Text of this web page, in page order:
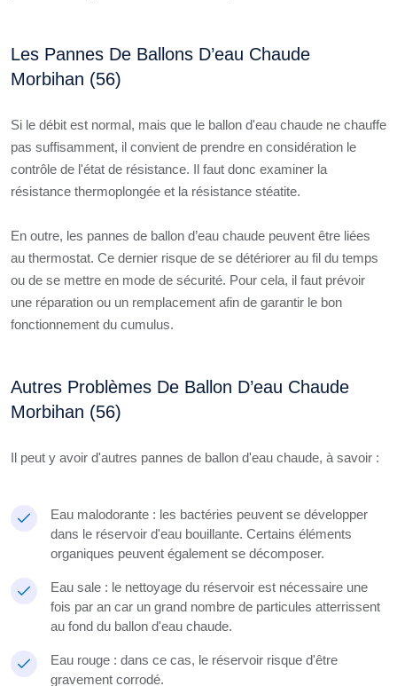
Les Pannes De Ballons D’eau Chaude
Morbihan (56)
Si le débit est normal, mais que le ballon d'eau chaude ne chauffe
pas suffisamment, il convient de prendre en considération le
contrôle de l'état de résistance. Il faut donc examiner la
résistance thermoplongée et la résistance stéatite.
En outre, les pannes de ballon d’eau chaude peuvent être liées
au thermostat. Ce dernier risque de se détériorer au fil du temps
ou de se mettre en mode de sécurité. Pour cela, il faut prévoir
une réparation ou un remplacement afin de garantir le bon
fonctionnement du cumulus.
Autres Problèmes De Ballon D’eau Chaude
Morbihan (56)
Il peut y avoir d'autres pannes de ballon d'eau chaude, à savoir :
Eau malodorante : les bactéries peuvent se développer
dans le réservoir d'eau bouillante. Certains éléments
organiques peuvent également se décomposer.
Eau sale : le nettoyage du réservoir est nécessaire une
fois par an car un grand nombre de particules atterrissent
au fond du ballon d'eau chaude.
Eau rouge : dans ce cas, le réservoir risque d'être
gravement corrodé.